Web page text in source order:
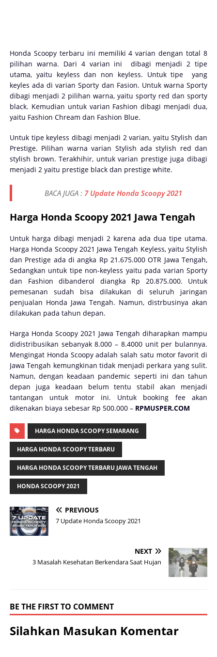
Honda Scoopy terbaru ini memiliki 4 varian dengan total 8
pilihan warna. Dari 4 varian ini dibagi menjadi 2 tipe
utama, yaitu keyless dan non keyless. Untuk tipe yang
keyles ada di varian Sporty dan Fasion. Untuk warna Sporty
dibagi menjadi 2 pilihan warna, yaitu sporty red dan sporty
black. Kemudian untuk varian Fashion dibagi menjadi dua,
yaitu Fashion Chream dan Fashion Blue.
Untuk tipe keyless dibagi menjadi 2 varian, yaitu Stylish dan
Prestige. Pilihan warna varian Stylish ada stylish red dan
stylish brown. Terakhihir, untuk varian prestige juga dibagi
menjadi 2 yaitu prestige black dan prestige white.
BACA JUGA : 7 Update Honda Scoopy 2021
Harga Honda Scoopy 2021 Jawa Tengah
Untuk harga dibagi menjadi 2 karena ada dua tipe utama.
Harga Honda Scoopy 2021 Jawa Tengah Keyless, yaitu Stylish
dan Prestige ada di angka Rp 21.675.000 OTR Jawa Tengah,
Sedangkan untuk tipe non-keyless yaitu pada varian Sporty
dan Fashion dibanderol diangka Rp 20.875.000. Untuk
pemesanan sudah bisa dilakukan di seluruh jaringan
penjualan Honda Jawa Tengah. Namun, distrbusinya akan
dilakukan pada tahun depan.
Harga Honda Scoopy 2021 Jawa Tengah diharapkan mampu
didistribusikan sebanyak 8.000 – 8.4000 unit per bulannya.
Mengingat Honda Scoopy adalah salah satu motor favorit di
Jawa Tengah kemungkinan tidak menjadi perkara yang sulit.
Namun, dengan keadaan pandemic seperti ini dan tahun
depan juga keadaan belum tentu stabil akan menjadi
tantangan untuk motor ini. Untuk booking fee akan
dikenakan biaya sebesar Rp 500.000 – RPMUSPER.COM
HARGA HONDA SCOOPY SEMARANG
HARGA HONDA SCOOPY TERBARU
HARGA HONDA SCOOPY TERBARU JAWA TENGAH
HONDA SCOOPY 2021
PREVIOUS
7 Update Honda Scoopy 2021
NEXT
3 Masalah Kesehatan Berkendara Saat Hujan
BE THE FIRST TO COMMENT
Silahkan Masukan Komentar